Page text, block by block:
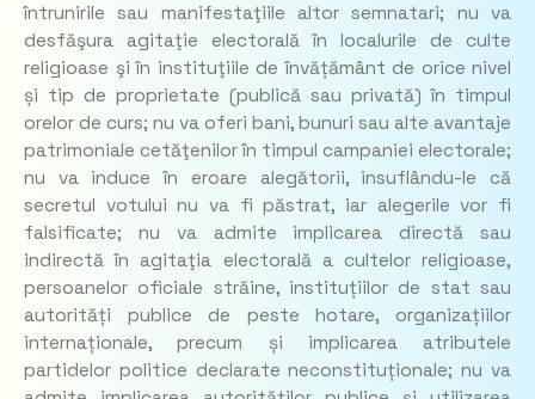
întrunirile sau manifestaţiile altor semnatari; nu va
desfăşura agitaţie electorală în localurile de culte
religioase şi în instituţiile de învățământ de orice nivel
și tip de proprietate (publică sau privată) în timpul
orelor de curs; nu va oferi bani, bunuri sau alte avantaje
patrimoniale cetăţenilor în timpul campaniei electorale;
nu va induce în eroare alegătorii, insuflându-le că
secretul votului nu va fi păstrat, iar alegerile vor fi
falsificate; nu va admite implicarea directă sau
indirectă în agitaţia electorală a cultelor religioase,
persoanelor oficiale străine, instituțiilor de stat sau
autorități publice de peste hotare, organizațiilor
internaționale, precum și implicarea atributele
partidelor politice declarate neconstituționale; nu va